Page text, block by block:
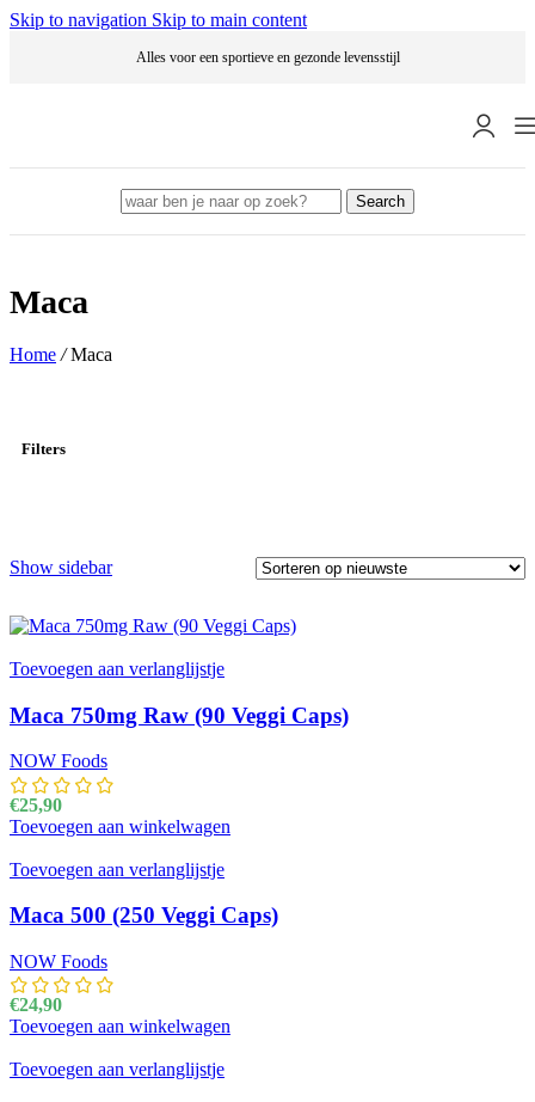
Skip to navigation Skip to main content
Alles voor een sportieve en gezonde levensstijl
Search
Maca
Home / Maca
Filters
Show sidebar
Toevoegen aan verlanglijstje
Maca 750mg Raw (90 Veggi Caps)
NOW Foods
€25,90
Toevoegen aan winkelwagen
Toevoegen aan verlanglijstje
Maca 500 (250 Veggi Caps)
NOW Foods
€24,90
Toevoegen aan winkelwagen
Toevoegen aan verlanglijstje